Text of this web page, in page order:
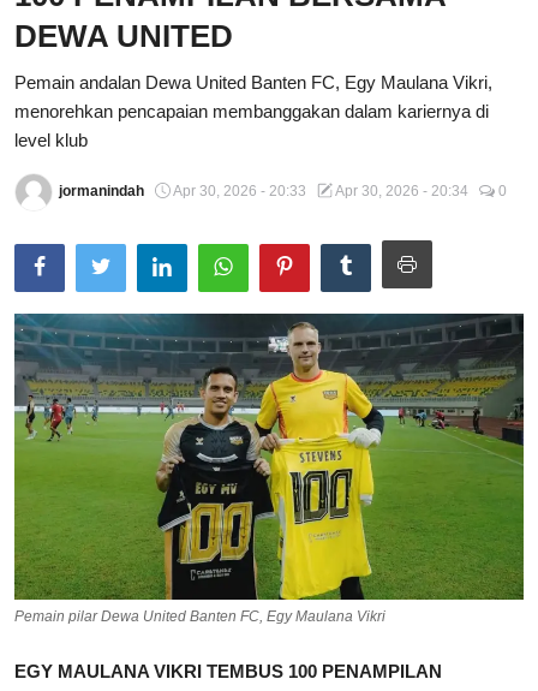
Total Sports
Contact
Pedoman Media Siber
DEWA UNITED
Pemain andalan Dewa United Banten FC, Egy Maulana Vikri,
menorehkan pencapaian membanggakan dalam kariernya di
level klub
jormanindah Apr 30, 2026 - 20:33 Apr 30, 2026 - 20:34 0
Pemain pilar Dewa United Banten FC, Egy Maulana Vikri
EGY MAULANA VIKRI TEMBUS 100 PENAMPILAN